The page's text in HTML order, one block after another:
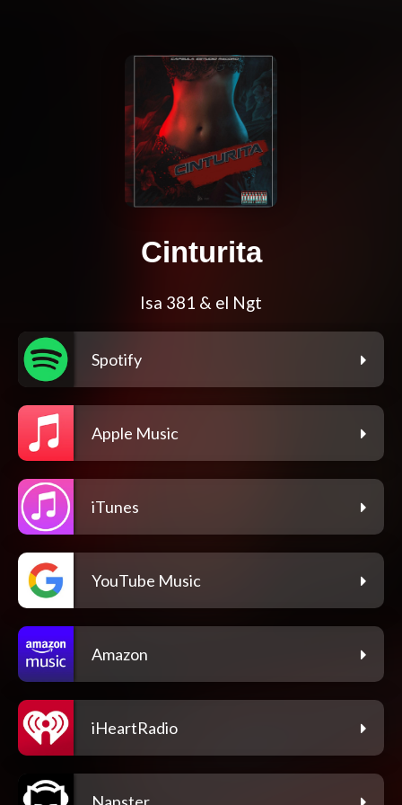
Cinturita
Isa 381 & el Ngt
Spotify
Apple Music
iTunes
YouTube Music
Amazon
iHeartRadio